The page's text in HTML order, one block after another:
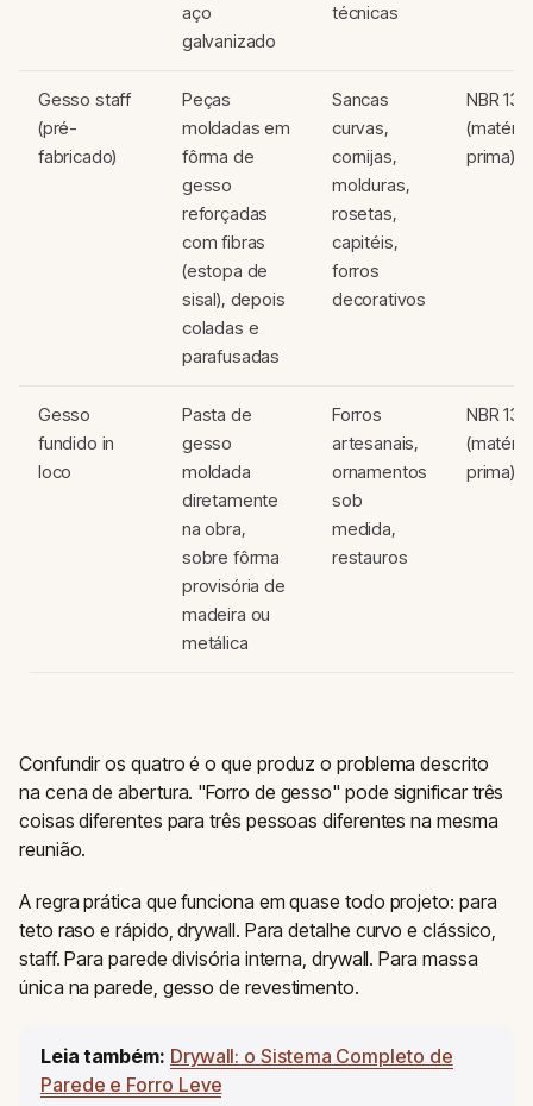
aço
galvanizado
técnicas
Gesso staff
(pré-
fabricado)
Peças
moldadas em
fôrma de
gesso
reforçadas
com fibras
(estopa de
sisal), depois
coladas e
parafusadas
Sancas
curvas,
cornijas,
molduras,
rosetas,
capitéis,
forros
decorativos
NBR
prima)
Gesso
fundido in
loco
Pasta de
gesso
moldada
diretamente
na obra,
sobre fôrma
provisória de
madeira ou
metálica
Forros
artesanais,
ornamentos
sob
medida,
restauros
NBR
prima)
Confundir os quatro é o que produz o problema descrito
na cena de abertura. "Forro de gesso" pode significar três
coisas diferentes para três pessoas diferentes na mesma
reunião.
A regra prática que funciona em quase todo projeto: para
teto raso e rápido, drywall. Para detalhe curvo e clássico,
staff. Para parede divisória interna, drywall. Para massa
única na parede, gesso de revestimento.
Leia também: Drywall: o Sistema Completo de
Parede e Forro Leve